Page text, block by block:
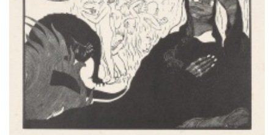
075
JIŘÍ JAŠKA(1906 - 1982)
PANÍ V OVERALU, 1934
akvarel a tuš na papíře | 44,6 x 29 cm | sign. Jaška 34
STARTING PRICE: